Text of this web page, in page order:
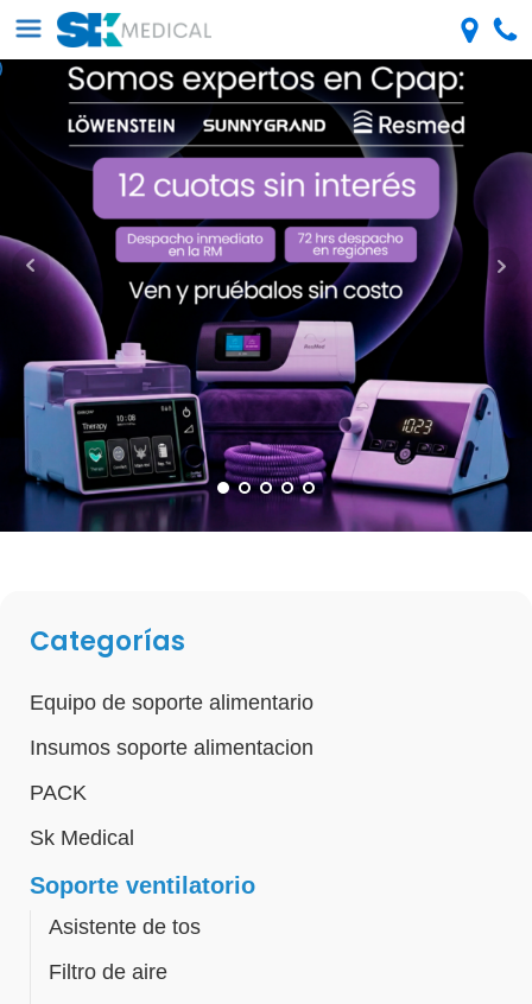
Categorías
Equipo de soporte alimentario
Insumos soporte alimentacion
PACK
Sk Medical
Soporte ventilatorio
Asistente de tos
Filtro de aire